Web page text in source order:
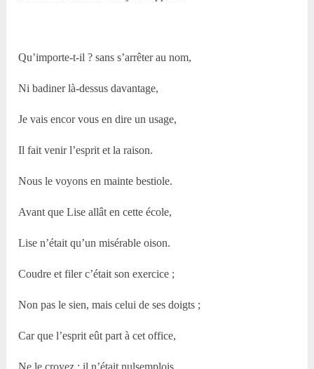
Qu’importe-t-il ? sans s’arrêter au nom,
Ni badiner là-dessus davantage,
Je vais encor vous en dire un usage,
Il fait venir l’esprit et la raison.
Nous le voyons en mainte bestiole.
Avant que Lise allât en cette école,
Lise n’était qu’un misérable oison.
Coudre et filer c’était son exercice ;
Non pas le sien, mais celui de ses doigts ;
Car que l’esprit eût part à cet office,